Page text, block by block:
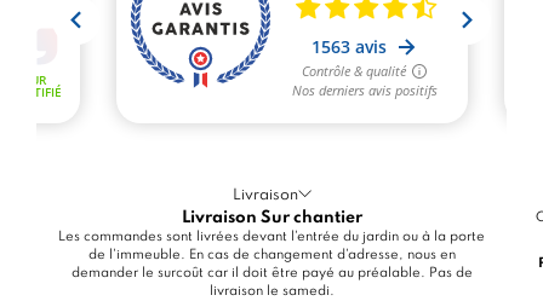
Livraison
Livraison Sur chantier
Les commandes sont livrées devant l'entrée du jardin ou à la porte
de l'immeuble. En cas de changement d'adresse, nous en
demander le surcoût car il doit être payé au préalable. Pas de
livraison le samedi.